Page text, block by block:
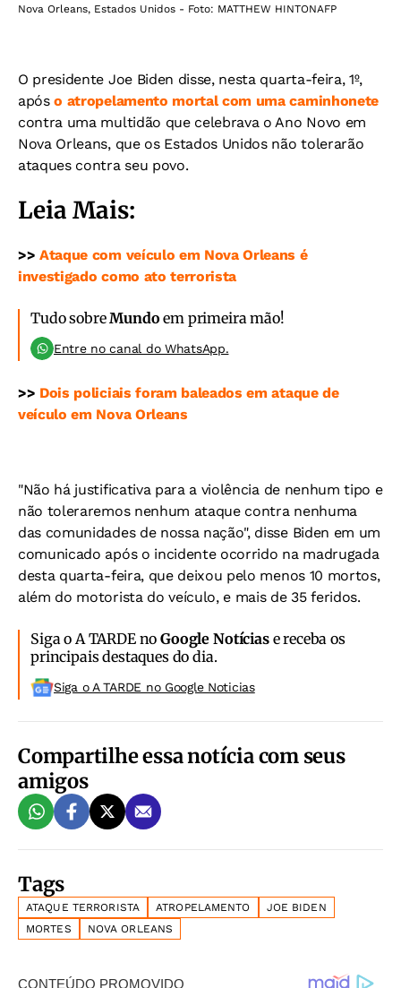
Nova Orleans, Estados Unidos - Foto: MATTHEW HINTONAFP
O presidente Joe Biden disse, nesta quarta-feira, 1º,
apóso atropelamento mortal com uma caminhonete
contra uma multidão que celebrava o Ano Novo em
Nova Orleans, que os Estados Unidos não tolerarão
ataques contra seu povo.
Leia Mais:
>>Ataque com veículo em Nova Orleans é
investigado como ato terrorista
Tudo sobreMundo em primeira mão!
Entre no canal do WhatsApp.
>> Dois policiais foram baleados em ataque de
veículo em Nova Orleans
"Não há justificativa para a violência de nenhum tipo e
não toleraremos nenhum ataque contra nenhuma
das comunidades de nossa nação", disse Biden em um
comunicado após o incidente ocorrido na madrugada
desta quarta-feira, que deixou pelo menos 10 mortos,
além do motorista do veículo, e mais de 35 feridos.
Siga o A TARDE noGoogle Notíciase receba os
principais destaques do dia.
Siga o A TARDE no Google Noticias
Compartilhe essa notícia com seus
amigos
Tags
ATAQUE TERRORISTA ATROPELAMENTO
JOE BIDEN
MORTES
NOVA ORLEANS